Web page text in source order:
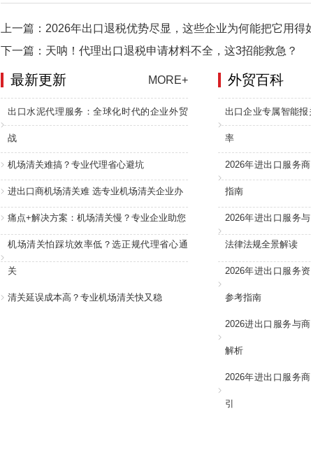
上一篇：2026年出口退税优势尽显，这些企业为何能把它用得
下一篇：天呐！代理出口退税申请材料不全，这3招能救急？
最新更新 MORE+
出口水泥代理服务：全球化时代的企业外贸
战
机场清关难搞？专业代理省心避坑
进出口商机场清关难 选专业机场清关企业办
痛点+解决方案：机场清关慢？专业企业助您
机场清关怕踩坑效率低？选正规代理省心通
关
清关延误成本高？专业机场清关快又稳
外贸百科
出口企业专属智能
率
2026年进出口服务
指南
2026年进出口服务
法律法规全景解读
2026年进出口服务
参考指南
2026进出口服务与
解析
2026年进出口服务
引